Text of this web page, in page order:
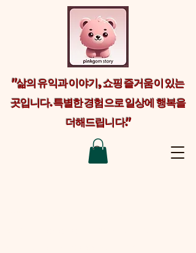
"삶의 유익과 이야기, 쇼핑 즐거움이 있는
곳입니다. 특별한 경험으로 일상에 행복을
더해드립니다."